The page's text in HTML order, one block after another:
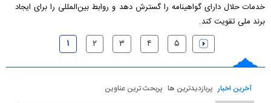
خدمات حلال دارای گواهینامه را گسترش دهد و روابط بین‌المللی را برای ایجاد
برند ملی تقویت کند.
۱ ۲ ۳ ۴ ۵
آخرین اخبار پربازدیدترین ها پربحث ترین عناوین